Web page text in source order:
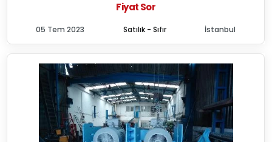
Fiyat Sor
Satılık - Sıfır
05 Tem 2023 İstanbul